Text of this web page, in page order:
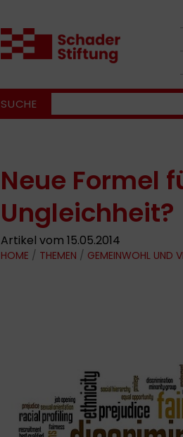
SUCHE
Neue Formel
Ungleichheit?
Artikel vom 15.05.2014
HOME / THEMEN / GEMEINWOHL UND